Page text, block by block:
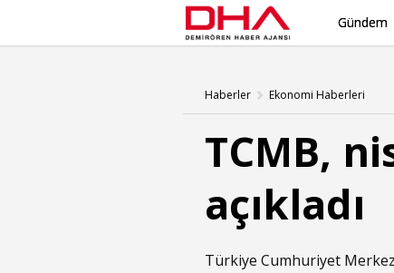
Gündem
Haberler Ekonomi Haberleri
TCMB,
açıkladı
Türkiye Cumhuriyet